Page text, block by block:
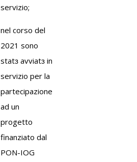
servizio;
nel corso del
2021 sono
statɜ avviatɜ in
servizio per la
partecipazione
ad un
progetto
finanziato dal
PON-IOG